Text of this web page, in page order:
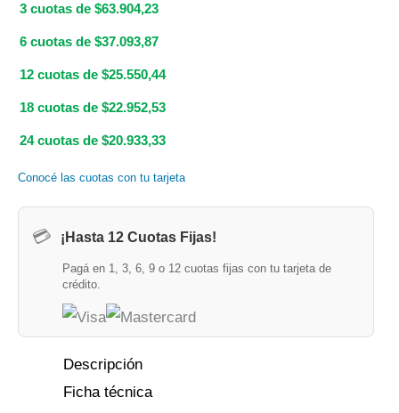
3 cuotas de $63.904,23
6 cuotas de $37.093,87
12 cuotas de $25.550,44
18 cuotas de $22.952,53
24 cuotas de $20.933,33
Conocé las cuotas con tu tarjeta
💳 ¡Hasta 12 Cuotas Fijas!
Pagá en 1, 3, 6, 9 o 12 cuotas fijas con tu tarjeta de
crédito.
Descripción
Ficha técnica